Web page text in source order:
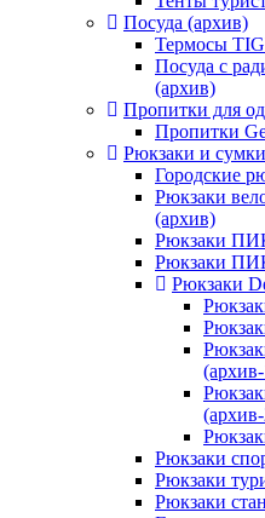
Посуда (архив)
Термосы
Посуда с
(архив)
Пропитки для
Пропитки
Рюкзаки и
Городские
Рюкзаки
(архив)
Рюкзаки
Рюкзаки
Рюкзаки
Рюкзаки
Рюкзаки
Рюкзаки